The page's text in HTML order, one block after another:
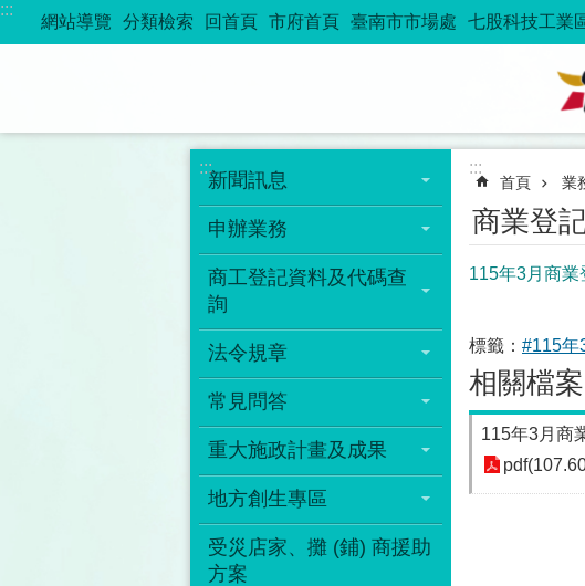
跳到主要內容區塊
:::
網站導覽 分類檢索 回首頁 市府首頁 臺南市市場處 七股科技工業
:::
新聞訊息
申辦業務
商工登記資料及代碼查
詢
法令規章
常見問答
重大施政計畫及成果
地方創生專區
受災店家、攤 (鋪) 商援助
方案
:::
首頁 業
商業登
115年3月商業
標籤： #115年
相關檔案
115年3月商